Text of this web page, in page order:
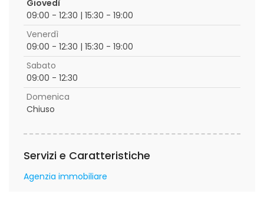
Giovedì
09:00 - 12:30 | 15:30 - 19:00
Venerdì
09:00 - 12:30 | 15:30 - 19:00
Sabato
09:00 - 12:30
Domenica
Chiuso
Servizi e Caratteristiche
Agenzia immobiliare